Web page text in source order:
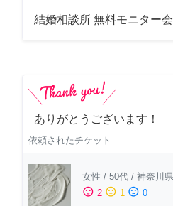
結婚相談所 無料モニター
ありがとうございます！
依頼されたチケット
女性 / 50代 / 神奈川県
sentiment_satisfied 2 sentiment_neutral 1 sentiment_dissatisfied 0